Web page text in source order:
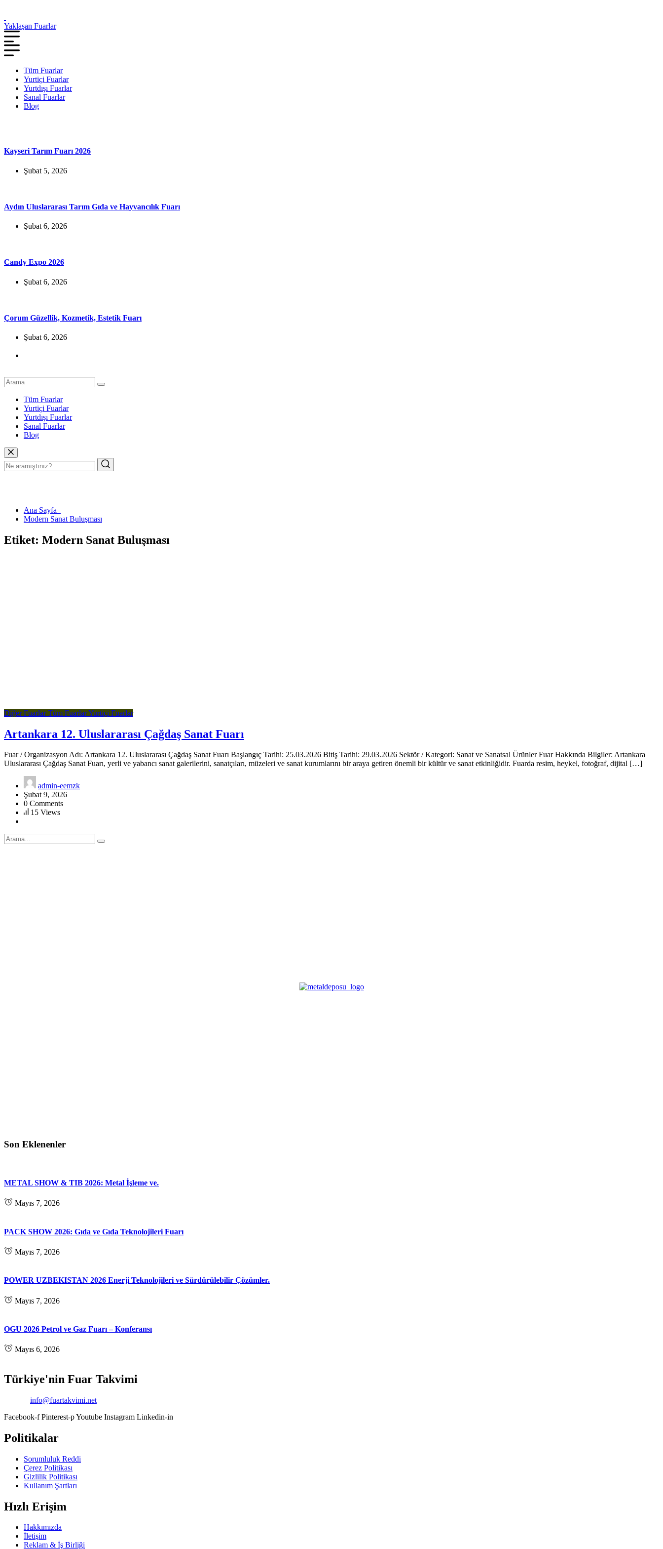
Yaklaşan Fuarlar
Tüm Fuarlar
Yurtiçi Fuarlar
Yurtdışı Fuarlar
Sanal Fuarlar
Blog
Kayseri Tarım Fuarı 2026
Şubat 5, 2026
Aydın Uluslararası Tarım Gıda ve Hayvancılık Fuarı
Şubat 6, 2026
Candy Expo 2026
Şubat 6, 2026
Çorum Güzellik, Kozmetik, Estetik Fuarı
Şubat 6, 2026
Tüm Fuarlar
Yurtiçi Fuarlar
Yurtdışı Fuarlar
Sanal Fuarlar
Blog
Ana Sayfa
Modern Sanat Buluşması
Etiket: Modern Sanat Buluşması
Diğer Fuarlar Tüm FuarlarYurtiçi Fuarlar
Artankara 12. Uluslararası Çağdaş Sanat Fuarı
Fuar / Organizasyon Adı: Artankara 12. Uluslararası Çağdaş Sanat Fuarı Başlangıç Tarihi: 25.03.2026 Bitiş Tarihi: 29.03.2026 Sektör / Kategori: Sanat ve Sanatsal Ürünler Fuar Hakkında Bilgiler: Artankara
Uluslararası Çağdaş Sanat Fuarı, yerli ve yabancı sanat galerilerini, sanatçıları, müzeleri ve sanat kurumlarını bir araya getiren önemli bir kültür ve sanat etkinliğidir. Fuarda resim, heykel, fotoğraf, dijital […]
admin-eemzk
Şubat 9, 2026
0 Comments
15 Views
Son Eklenenler
METAL SHOW & TIB 2026: Metal İşleme ve.
Mayıs 7, 2026
PACK SHOW 2026: Gıda ve Gıda Teknolojileri Fuarı
Mayıs 7, 2026
POWER UZBEKISTAN 2026 Enerji Teknolojileri ve Sürdürülebilir Çözümler.
Mayıs 7, 2026
OGU 2026 Petrol ve Gaz Fuarı – Konferansı
Mayıs 6, 2026
Türkiye'nin Fuar Takvimi
info@fuartakvimi.net
Facebook-f Pinterest-pYoutube Instagram Linkedin-in
Politikalar
Sorumluluk Reddi
Çerez Politikası
Gizlilik Politikası
Kullanım Şartları
Hızlı Erişim
Hakkımızda
İletişim
Reklam & İş Birliği